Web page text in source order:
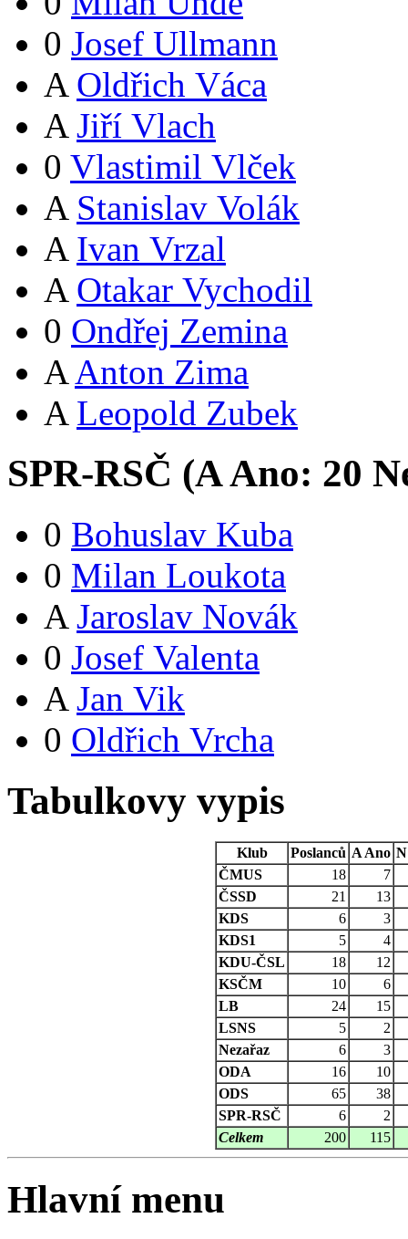
0 Josef Ullmann
A Oldřich Váca
A Jiří Vlach
0 Vlastimil Vlček
A Stanislav Volák
A Ivan Vrzal
A Otakar Vychodil
0 Ondřej Zemina
A Anton Zima
A Leopold Zubek
SPR-RSČ (AAno: 20
0 Bohuslav Kuba
0 Milan Loukota
A Jaroslav Novák
0 Josef Valenta
A Jan Vik
0 Oldřich Vrcha
Tabulkovy vypis
Klub Poslanců A Ano N
ČMUS
18
7
ČSSD
21
13
KDS
6
3
KDS1
5
4
KDU-ČSL
18
12
KSČM
10
6
LB
24
15
LSNS
5
2
Nezařaz
6
3
ODA
16
10
ODS
65
38
SPR-RSČ
6
2
Celkem
200 115
Hlavní menu